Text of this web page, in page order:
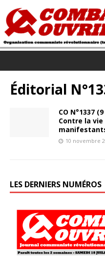
Éditorial
CO N°1337
Contre la
10 novembre
LES DERNIERS NUMÉROS